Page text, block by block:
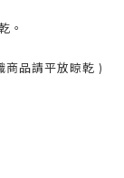
。
商品請平放晾乾 )